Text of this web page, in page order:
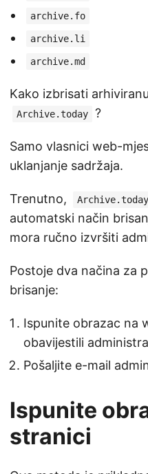
archive.fo
archive.li
archive.md
Kako izbrisati
Archive.today ?
Samo vlasnici web-
uklanjanje sadržaja.
Trenutno, Archive.today
automatski način
mora ručno izvršiti
Postoje dva načina za
brisanje:
Ispunite obrazac na
obavijestili
Pošaljite e-mail
Ispunite
stranici